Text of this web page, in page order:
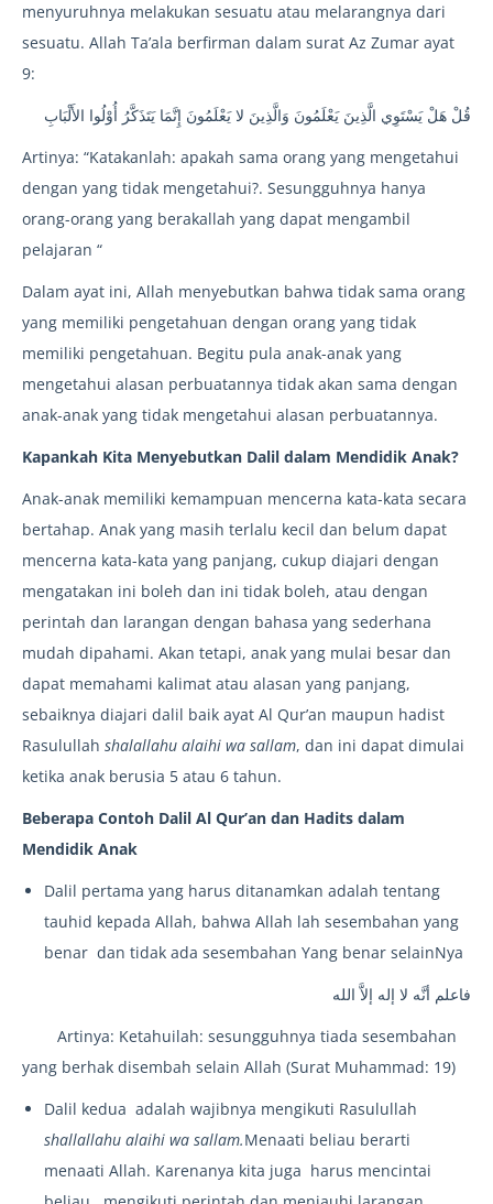
menyuruhnya melakukan sesuatu atau melarangnya dari
sesuatu. Allah Ta’ala berfirman dalam surat Az Zumar ayat
9:
قُلْ هَلْ يَسْتَوِي الَّذِينَ يَعْلَمُونَ وَالَّذِينَ لا يَعْلَمُونَ إِنَّمَا يَتَذَكَّرُ أُوْلُوا الأَلْبَابِ
Artinya: “Katakanlah: apakah sama orang yang mengetahui
dengan yang tidak mengetahui?. Sesungguhnya hanya
orang-orang yang berakallah yang dapat mengambil
pelajaran “
Dalam ayat ini, Allah menyebutkan bahwa tidak sama orang
yang memiliki pengetahuan dengan orang yang tidak
memiliki pengetahuan. Begitu pula anak-anak yang
mengetahui alasan perbuatannya tidak akan sama dengan
anak-anak yang tidak mengetahui alasan perbuatannya.
Kapankah Kita Menyebutkan Dalil dalam Mendidik Anak?
Anak-anak memiliki kemampuan mencerna kata-kata secara
bertahap. Anak yang masih terlalu kecil dan belum dapat
mencerna kata-kata yang panjang, cukup diajari dengan
mengatakan ini boleh dan ini tidak boleh, atau dengan
perintah dan larangan dengan bahasa yang sederhana
mudah dipahami. Akan tetapi, anak yang mulai besar dan
dapat memahami kalimat atau alasan yang panjang,
sebaiknya diajari dalil baik ayat Al Qur’an maupun hadist
Rasulullah shalallahu alaihi wa sallam, dan ini dapat dimulai
ketika anak berusia 5 atau 6 tahun.
Beberapa Contoh Dalil Al Qur’an dan Hadits dalam
Mendidik Anak
Dalil pertama yang harus ditanamkan adalah tentang
tauhid kepada Allah, bahwa Allah lah sesembahan yang
benar dan tidak ada sesembahan Yang benar selainNya
فاعلم أنَّه لا إله إلاَّ الله
Artinya: Ketahuilah: sesungguhnya tiada sesembahan
yang berhak disembah selain Allah (Surat Muhammad: 19)
Dalil kedua adalah wajibnya mengikuti Rasulullah
shallallahu alaihi wa sallam.Menaati beliau berarti
menaati Allah. Karenanya kita juga harus mencintai